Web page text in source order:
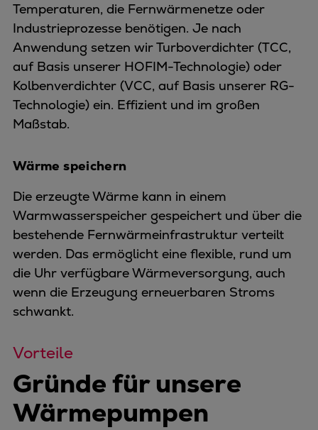
Temperaturen, die Fernwärmenetze oder
Industrieprozesse benötigen. Je nach
Anwendung setzen wir Turboverdichter (TCC,
auf Basis unserer HOFIM-Technologie) oder
Kolbenverdichter (VCC, auf Basis unserer RG-
Technologie) ein. Effizient und im großen
Maßstab.
Wärme speichern
Die erzeugte Wärme kann in einem
Warmwasserspeicher gespeichert und über die
bestehende Fernwärmeinfrastruktur verteilt
werden. Das ermöglicht eine flexible, rund um
die Uhr verfügbare Wärmeversorgung, auch
wenn die Erzeugung erneuerbaren Stroms
schwankt.
Vorteile
Gründe für unsere
Wärmepumpen